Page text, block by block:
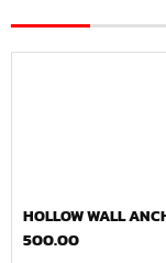
HOLLOW WALL
500.00